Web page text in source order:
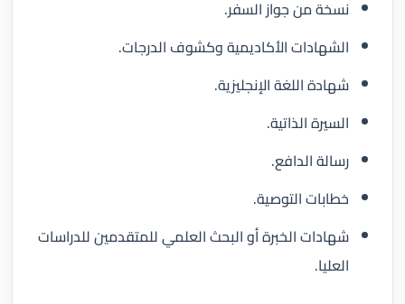
نسخة من جواز السفر.
الشهادات الأكاديمية وكشوف الدرجات.
شهادة اللغة الإنجليزية.
السيرة الذاتية.
رسالة الدافع.
خطابات التوصية.
شهادات الخبرة أو البحث العلمي للمتقدمين للدراسات
العليا.